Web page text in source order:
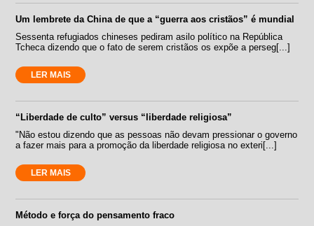
Um lembrete da China de que a “guerra aos cristãos” é mundial
Sessenta refugiados chineses pediram asilo político na República
Tcheca dizendo que o fato de serem cristãos os expõe a perseg[...]
LER MAIS
“Liberdade de culto” versus “liberdade religiosa”
"Não estou dizendo que as pessoas não devam pressionar o governo
a fazer mais para a promoção da liberdade religiosa no exteri[...]
LER MAIS
Método e força do pensamento fraco